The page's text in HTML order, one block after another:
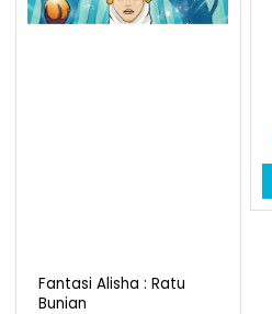
Fantasi Alisha : Ratu
Bunian